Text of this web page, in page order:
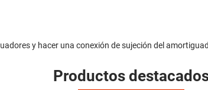
y hacer una conexión de sujeción del
Productos